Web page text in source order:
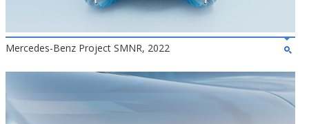
Mercedes-Benz Project SMNR, 2022